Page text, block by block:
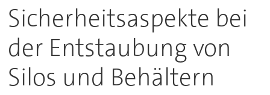
Sicherheitsaspekte bei
der Entstaubung von
Silos und Behältern